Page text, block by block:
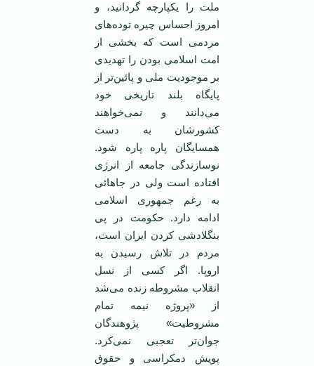
ملت را یکپارچه گردانید، و
امروز احساس چیره توده‌های
مردمی ‌است که بخشی از
امت اسلامی ‌بودن را تهدیدی
بر موجودیت ملی و پائین‌تر از
پایگاه بلند تاریخی خود
می‌دانند و نمی‌خواهند
کشورشان به دست
همسایگان پاره پاره شود.
نوسازندگی جامعه از انرژی
افتاده است ولی در جاهائی
به رغم جمهوری اسلامی
‌ادامه دارد. حکومت در پی
بنگلادشی کردن ایران است،
مردم در تلاش رسیدن به
اروپا. اگر کسی از نسل
انقلاب مشروطه زنده می‌شد
از «پروژه نیمه تمام
مشروطیت» پژوهندگان
جوان‌تر تعجبی نمی‌کرد.
پویش دمکراسی و حقوق